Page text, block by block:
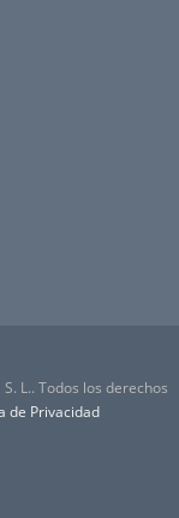
L.. Todos los derechos
de Privacidad